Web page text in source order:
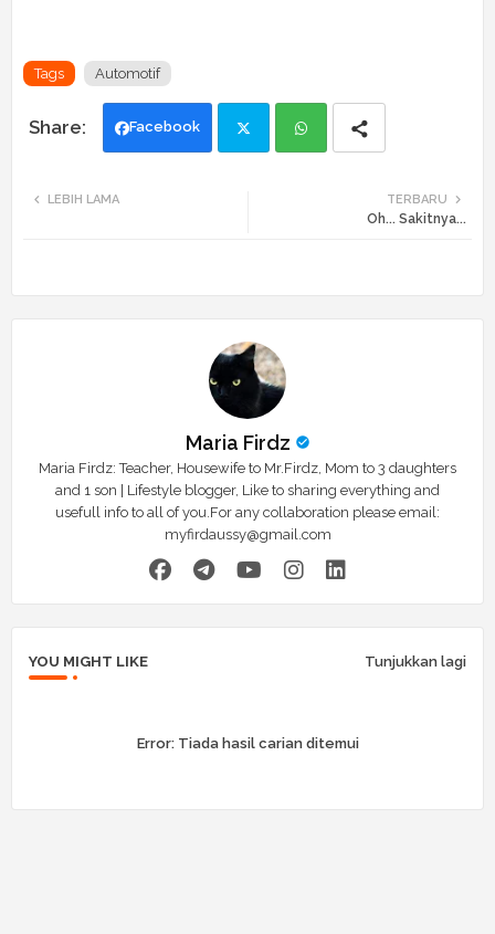
Tags Automotif
Facebook
TERBARU
Oh... Sakitnya...
LEBIH LAMA
Maria Firdz
Maria Firdz: Teacher, Housewife to Mr.Firdz, Mom to 3 daughters
and 1 son | Lifestyle blogger, Like to sharing everything and
usefull info to all of you.For any collaboration please email:
myfirdaussy@gmail.com
YOU MIGHT LIKE Tunjukkan lagi
Error:Tiada hasil carian ditemui